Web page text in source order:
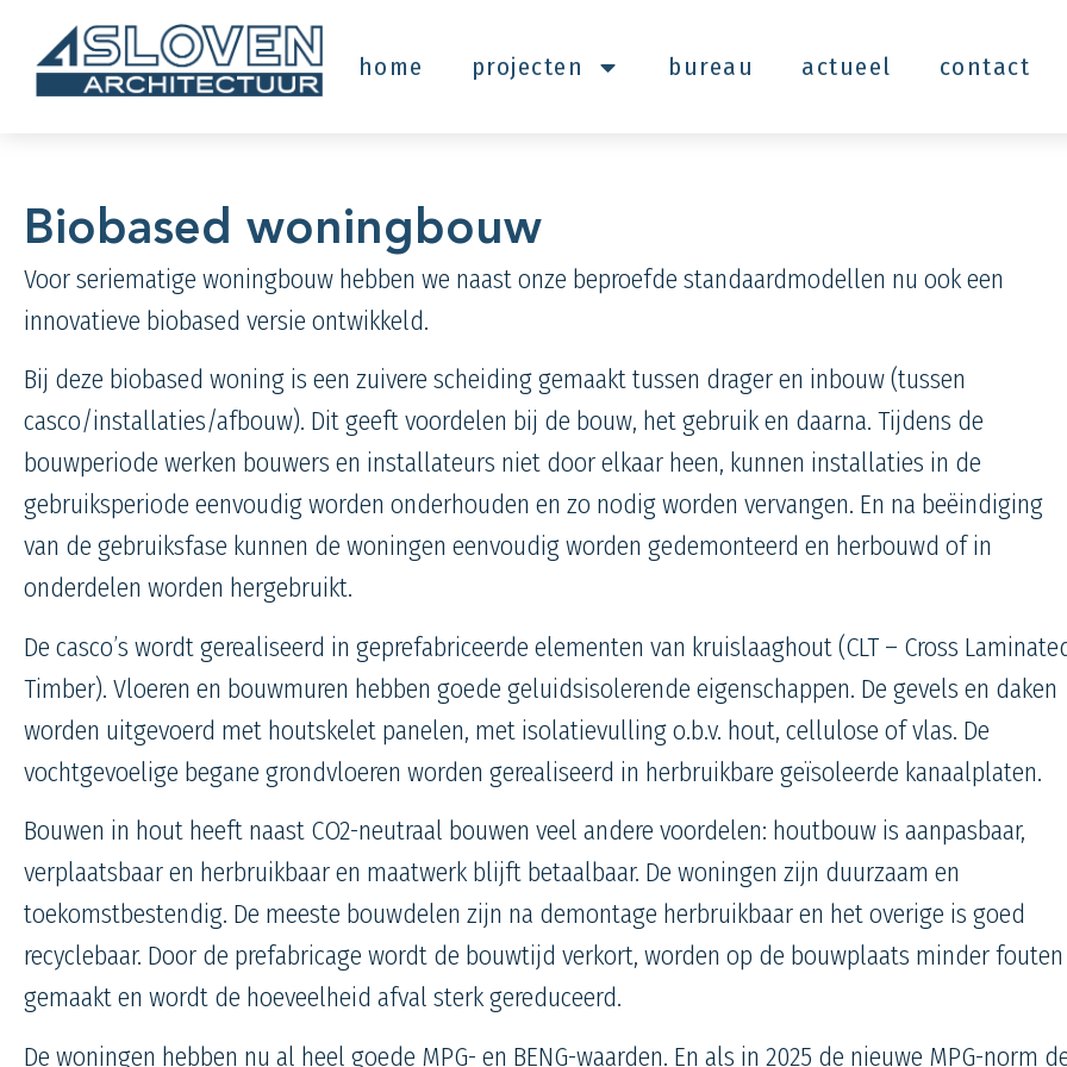
home projecten bureau actueel contact
Biobased woningbouw
Voor seriematige woningbouw hebben we naast onze beproefde standaardmodellen nu ook een
innovatieve biobased versie ontwikkeld.
Bij deze biobased woning is een zuivere scheiding gemaakt tussen drager en inbouw (tussen
casco/installaties/afbouw). Dit geeft voordelen bij de bouw, het gebruik en daarna. Tijdens de
bouwperiode werken bouwers en installateurs niet door elkaar heen, kunnen installaties in de
gebruiksperiode eenvoudig worden onderhouden en zo nodig worden vervangen. En na beëindiging
van de gebruiksfase kunnen de woningen eenvoudig worden gedemonteerd en herbouwd of in
onderdelen worden hergebruikt.
De casco’s wordt gerealiseerd in geprefabriceerde elementen van kruislaaghout (CLT – Cross
Timber). Vloeren en bouwmuren hebben goede geluidsisolerende eigenschappen. De gevels en daken
worden uitgevoerd met houtskelet panelen, met isolatievulling o.b.v. hout, cellulose of vlas. De
vochtgevoelige begane grondvloeren worden gerealiseerd in herbruikbare geïsoleerde kanaalplaten.
Bouwen in hout heeft naast CO2-neutraal bouwen veel andere voordelen: houtbouw is aanpasbaar,
verplaatsbaar en herbruikbaar en maatwerk blijft betaalbaar. De woningen zijn duurzaam en
toekomstbestendig. De meeste bouwdelen zijn na demontage herbruikbaar en het overige is goed
recyclebaar. Door de prefabricage wordt de bouwtijd verkort, worden op de bouwplaats minder fouten
gemaakt en wordt de hoeveelheid afval sterk gereduceerd.
De woningen hebben nu al heel goede MPG- en BENG-waarden. En als in 2025 de nieuwe MPG-norm